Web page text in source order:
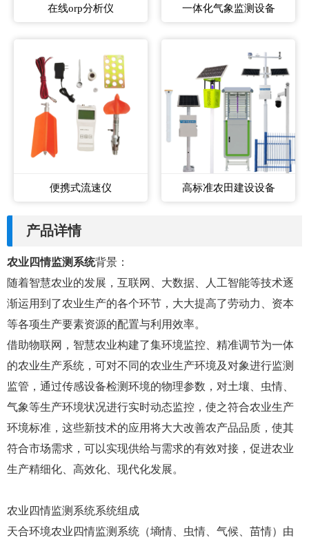
在线orp分析仪 一体化气象监测设备
便携式流速仪 高标准农田建设设备
产品详情
农业四情监测系统背景：
随着智慧农业的发展，互联网、大数据、人工智能等技术逐
渐运用到了农业生产的各个环节，大大提高了劳动力、资本
等各项生产要素资源的配置与利用效率。
借助物联网，智慧农业构建了集环境监控、精准调节为一体
的农业生产系统，可对不同的农业生产环境及对象进行监测
监管，通过传感设备检测环境的物理参数，对土壤、虫情、
气象等生产环境状况进行实时动态监控，使之符合农业生产
环境标准，这些新技术的应用将大大改善农产品品质，使其
符合市场需求，可以实现供给与需求的有效对接，促进农业
生产精细化、高效化、现代化发展。
农业四情监测系统系统组成
天合环境农业四情监测系统（墒情、虫情、气候、苗情）由